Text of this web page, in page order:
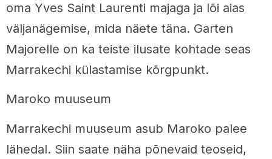
oma Yves Saint Laurenti majaga ja lõi aias
väljanägemise, mida näete täna. Garten
Majorelle on ka teiste ilusate kohtade seas
Marrakechi külastamise kõrgpunkt.
Maroko muuseum
Marrakechi muuseum asub Maroko palee
lähedal. Siin saate näha põnevaid teoseid,